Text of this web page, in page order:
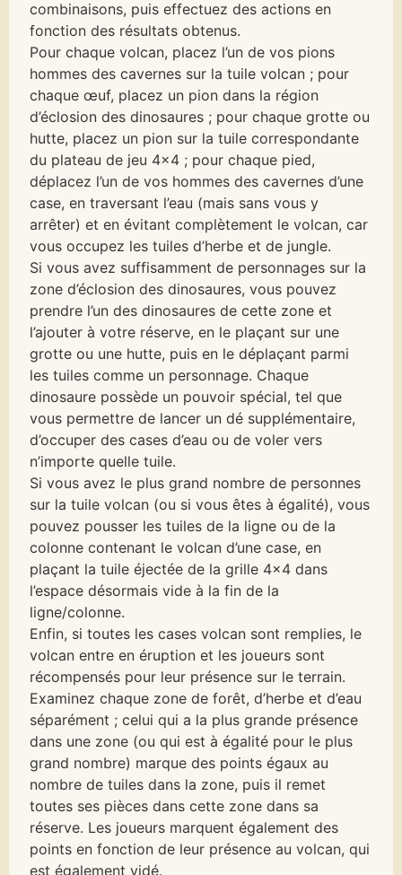
combinaisons, puis effectuez des actions en
fonction des résultats obtenus.
Pour chaque volcan, placez l’un de vos pions
hommes des cavernes sur la tuile volcan ; pour
chaque œuf, placez un pion dans la région
d’éclosion des dinosaures ; pour chaque grotte ou
hutte, placez un pion sur la tuile correspondante
du plateau de jeu 4×4 ; pour chaque pied,
déplacez l’un de vos hommes des cavernes d’une
case, en traversant l’eau (mais sans vous y
arrêter) et en évitant complètement le volcan, car
vous occupez les tuiles d’herbe et de jungle.
Si vous avez suffisamment de personnages sur la
zone d’éclosion des dinosaures, vous pouvez
prendre l’un des dinosaures de cette zone et
l’ajouter à votre réserve, en le plaçant sur une
grotte ou une hutte, puis en le déplaçant parmi
les tuiles comme un personnage. Chaque
dinosaure possède un pouvoir spécial, tel que
vous permettre de lancer un dé supplémentaire,
d’occuper des cases d’eau ou de voler vers
n’importe quelle tuile.
Si vous avez le plus grand nombre de personnes
sur la tuile volcan (ou si vous êtes à égalité), vous
pouvez pousser les tuiles de la ligne ou de la
colonne contenant le volcan d’une case, en
plaçant la tuile éjectée de la grille 4×4 dans
l’espace désormais vide à la fin de la
ligne/colonne.
Enfin, si toutes les cases volcan sont remplies, le
volcan entre en éruption et les joueurs sont
récompensés pour leur présence sur le terrain.
Examinez chaque zone de forêt, d’herbe et d’eau
séparément ; celui qui a la plus grande présence
dans une zone (ou qui est à égalité pour le plus
grand nombre) marque des points égaux au
nombre de tuiles dans la zone, puis il remet
toutes ses pièces dans cette zone dans sa
réserve. Les joueurs marquent également des
points en fonction de leur présence au volcan, qui
est également vidé.